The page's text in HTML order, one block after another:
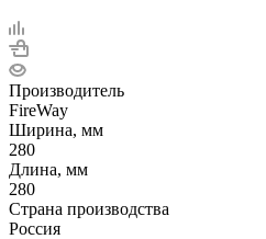
Производитель
FireWay
Ширина, мм
280
Длина, мм
280
Страна производства
Россия